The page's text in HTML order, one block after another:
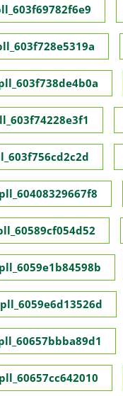
pll_60408329667f8
pll_6059e1b84598b
pll_6059e6d13526d
pll_60657cc642010